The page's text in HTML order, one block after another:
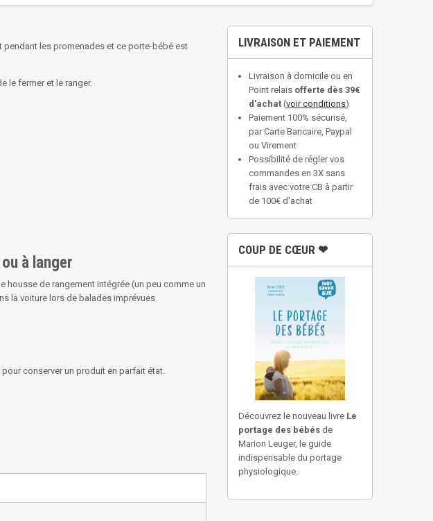
pendant les promenades et ce porte-bébé est
le fermer et le ranger.
à langer
de rangement intégrée (un peu comme un
la voiture lors de balades imprévues.
conserver un produit en parfait état.
LIVRAISON ET PAIEMENT
Livraison à domicile ou en
Point relais offerte dès 39€
d'achat (voir conditions)
Paiement 100% sécurisé,
par Carte Bancaire, Paypal
ou Virement
Possibilité de régler vos
commandes en 3X sans
frais avec votre CB à partir
de 100€ d'achat
COUP DE CŒUR ❤
Découvrez le nouveau livre Le
portage des bébés de
Marion Leuger, le guide
indispensable du portage
physiologique.